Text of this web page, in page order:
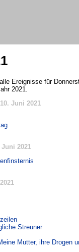
Ereignisse für
2021.
Juni 2021
2021
Streuner
Mutter, ihre Drogen